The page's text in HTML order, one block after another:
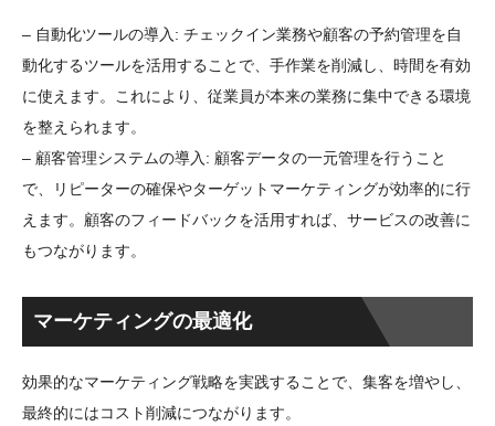
– 自動化ツールの導入: チェックイン業務や顧客の予約管理を自
動化するツールを活用することで、手作業を削減し、時間を有効
に使えます。これにより、従業員が本来の業務に集中できる環境
を整えられます。
– 顧客管理システムの導入: 顧客データの一元管理を行うこと
で、リピーターの確保やターゲットマーケティングが効率的に行
えます。顧客のフィードバックを活用すれば、サービスの改善に
もつながります。
マーケティングの最適化
効果的なマーケティング戦略を実践することで、集客を増やし、
最終的にはコスト削減につながります。